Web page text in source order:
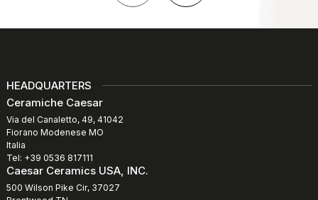
HEADQUARTERS
Ceramiche Caesar
Via del Canaletto, 49, 41042
Fiorano Modenese MO
Italia
Tel: +39 0536 817111
Caesar Ceramics USA, INC.
500 Wilson Pike Cir, 37027